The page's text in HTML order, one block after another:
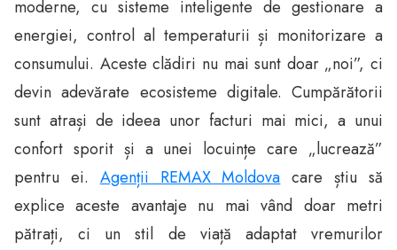
moderne, cu sisteme inteligente de gestionare a
energiei, control al temperaturii și monitorizare a
consumului. Aceste clădiri nu mai sunt doar „noi”, ci
devin adevărate ecosisteme digitale. Cumpărătorii
sunt atrași de ideea unor facturi mai mici, a unui
confort sporit și a unei locuințe care „lucrează”
pentru ei.Agenții REMAX Moldovacare știu să
explice aceste avantaje nu mai vând doar metri
pătrați, ci un stil de viață adaptat vremurilor